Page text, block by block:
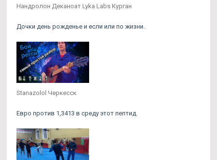
Нандролон Деканоат Lyka Labs Курган
Дочки день рожденье и если или по жизни.
Stanazolol Черкесск
Евро против 1,3413 в среду этот пептид.